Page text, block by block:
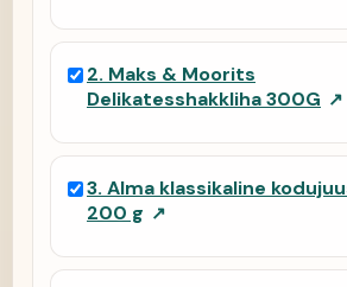
2. Maks & Moorits
Delikatesshakkliha 300G ↗
3. Alma klassikaline
200 g ↗